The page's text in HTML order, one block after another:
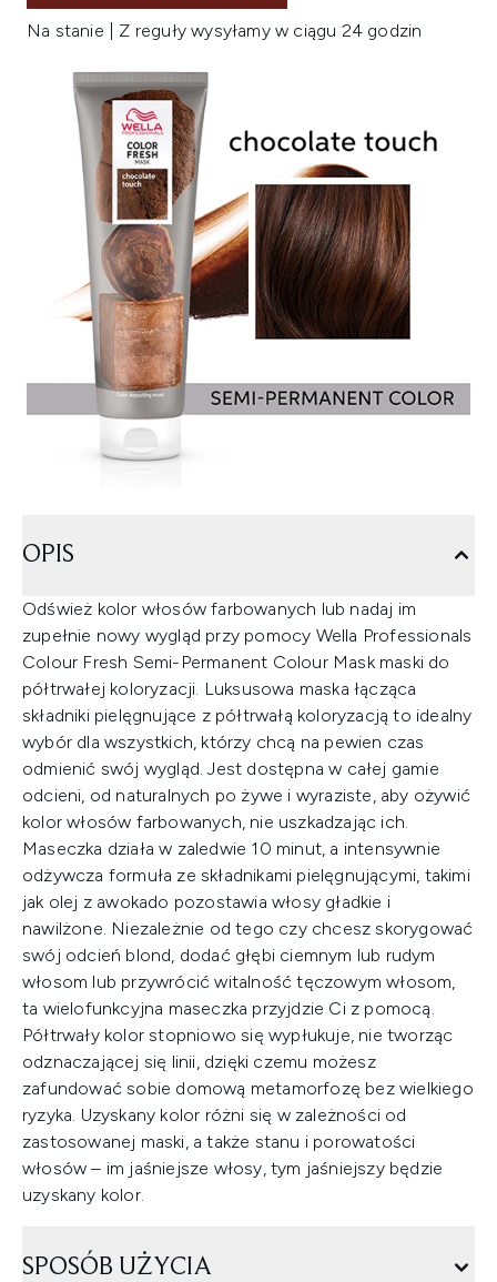
Na stanie | Z reguły wysyłamy w ciągu 24 godzin
OPIS
Odśwież kolor włosów farbowanych lub nadaj im
zupełnie nowy wygląd przy pomocy Wella Professionals
Colour Fresh Semi-Permanent Colour Mask maski do
półtrwałej koloryzacji. Luksusowa maska łącząca
składniki pielęgnujące z półtrwałą koloryzacją to idealny
wybór dla wszystkich, którzy chcą na pewien czas
odmienić swój wygląd. Jest dostępna w całej gamie
odcieni, od naturalnych po żywe i wyraziste, aby ożywić
kolor włosów farbowanych, nie uszkadzając ich.
Maseczka działa w zaledwie 10 minut, a intensywnie
odżywcza formuła ze składnikami pielęgnującymi, takimi
jak olej z awokado pozostawia włosy gładkie i
nawilżone. Niezależnie od tego czy chcesz skorygować
swój odcień blond, dodać głębi ciemnym lub rudym
włosom lub przywrócić witalność tęczowym włosom,
ta wielofunkcyjna maseczka przyjdzie Ci z pomocą.
Półtrwały kolor stopniowo się wypłukuje, nie tworząc
odznaczającej się linii, dzięki czemu możesz
zafundować sobie domową metamorfozę bez wielkiego
ryzyka. Uzyskany kolor różni się w zależności od
zastosowanej maski, a także stanu i porowatości
włosów – im jaśniejsze włosy, tym jaśniejszy będzie
uzyskany kolor.
SPOSÓB UŻYCIA